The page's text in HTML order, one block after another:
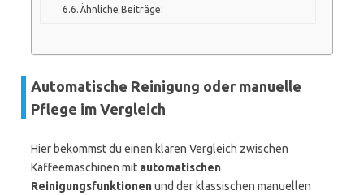
Ähnliche Beiträge:
Automatische Reinigung oder manuelle
Pflege im Vergleich
Hier bekommst du einen klaren Vergleich zwischen
Kaffeemaschinen mit automatischen
Reinigungsfunktionenund der klassischen manuellen